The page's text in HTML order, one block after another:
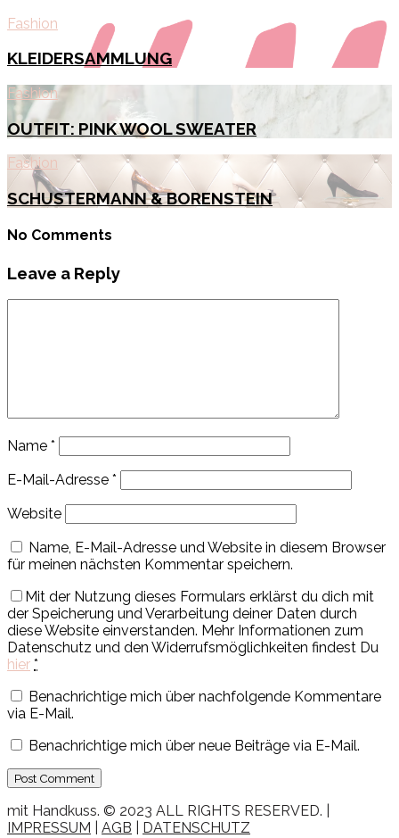
Fashion
KLEIDERSAMMLUNG
Fashion
OUTFIT: PINK WOOL SWEATER
Fashion
SCHUSTERMANN & BORENSTEIN
No Comments
Leave a Reply
Name *
E-Mail-Adresse *
Website
Name, E-Mail-Adresse und Website in diesem Browser
für meinen nächsten Kommentar speichern.
Mit der Nutzung dieses Formulars erklärst du dich mit
der Speicherung und Verarbeitung deiner Daten durch
diese Website einverstanden. Mehr Informationen zum
Datenschutz und den Widerrufsmöglichkeiten findest Du
hier *
Benachrichtige mich über nachfolgende Kommentare
via E-Mail.
Benachrichtige mich über neue Beiträge via E-Mail.
mit Handkuss. © 2023 ALL RIGHTS RESERVED. |
IMPRESSUM
AGB
DATENSCHUTZ